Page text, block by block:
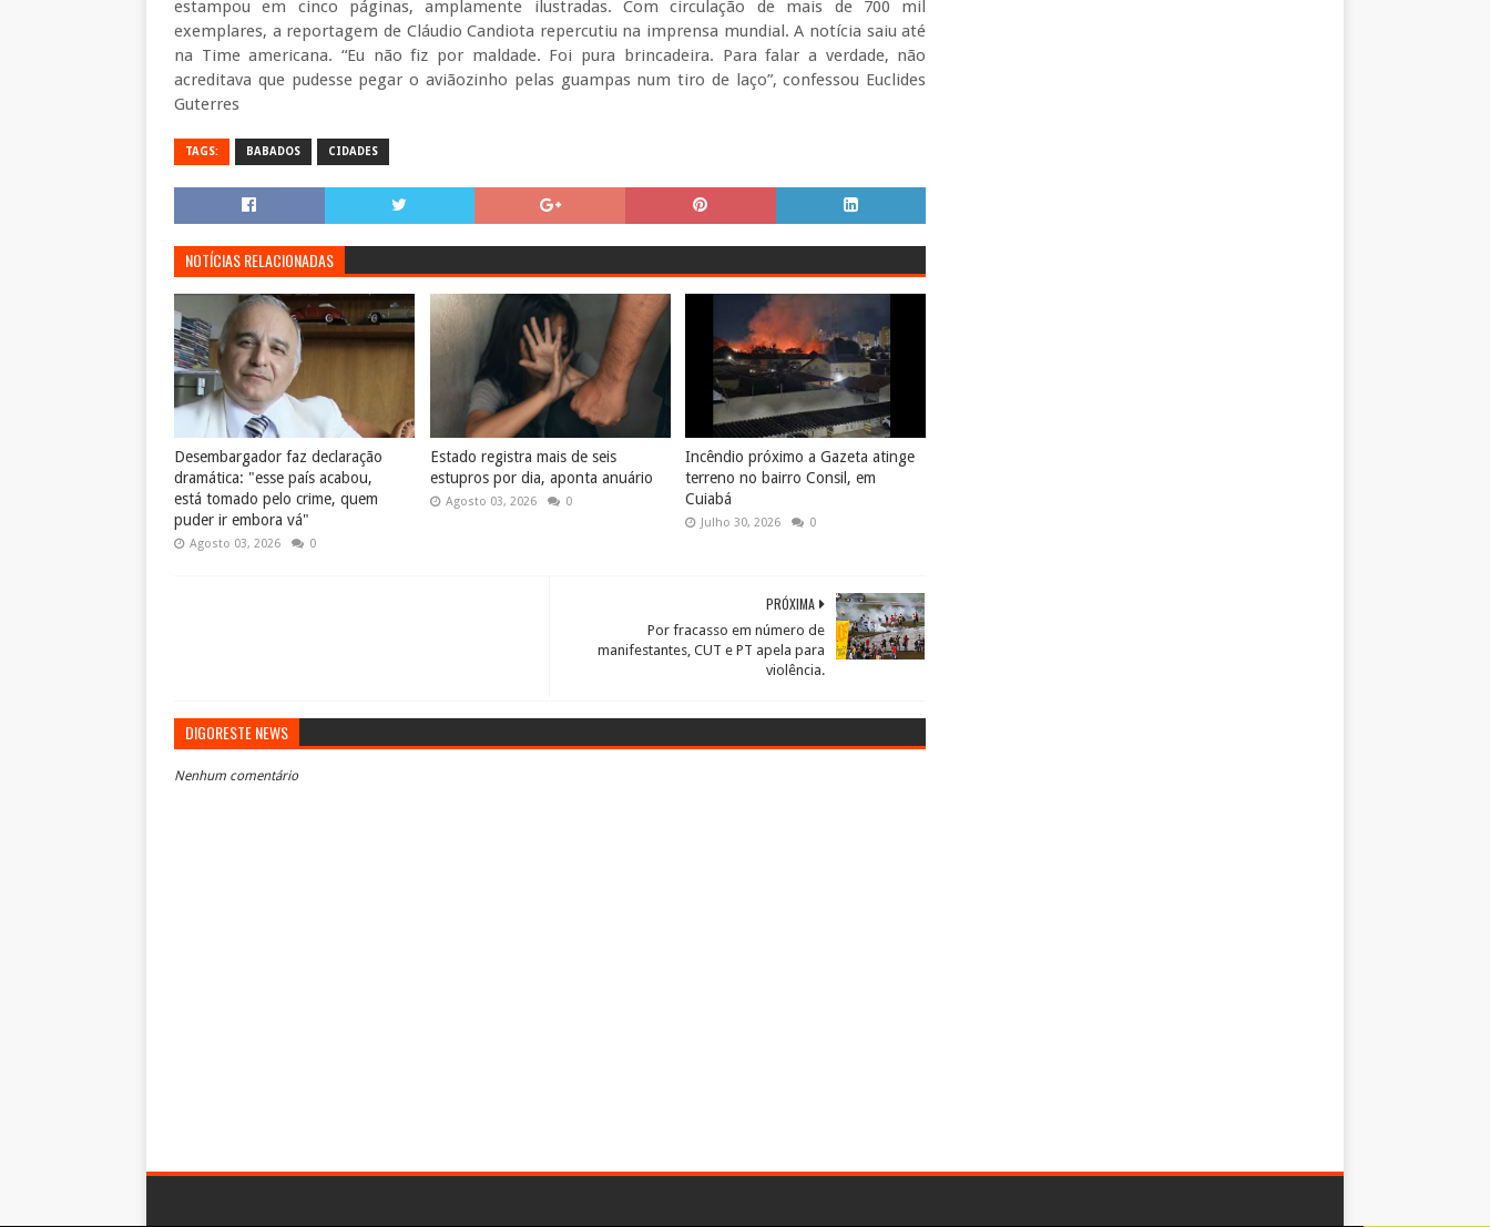
estampou em cinco páginas, amplamente ilustradas. Com circulação de mais de 700 mil
exemplares, a reportagem de Cláudio Candiota repercutiu na imprensa mundial. A notícia saiu até
na Time americana. “Eu não fiz por maldade. Foi pura brincadeira. Para falar a verdade, não
acreditava que pudesse pegar o aviãozinho pelas guampas num tiro de laço”, confessou Euclides
Guterres
TAGS: BABADOS CIDADES
NOTÍCIAS RELACIONADAS
Desembargador faz declaração
dramática: "esse país acabou,
está tomado pelo crime, quem
puder ir embora vá"
Agosto 03, 2026 0
Estado registra mais de seis
estupros por dia, aponta anuário
Agosto 03, 2026 0
Incêndio próximo a Gazeta atinge
terreno no bairro Consil, em
Cuiabá
Julho 30, 2026 0
PRÓXIMA
Por fracasso em número de
manifestantes, CUT e PT apela para
violência.
DIGORESTE NEWS
Nenhum comentário